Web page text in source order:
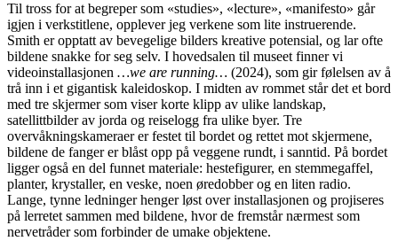
Til tross for at begreper som «studies», «lecture», «manifesto» går
igjen i verkstitlene, opplever jeg verkene som lite instruerende.
Smith er opptatt av bevegelige bilders kreative potensial, og lar ofte
bildene snakke for seg selv. I hovedsalen til museet finner vi
videoinstallasjonen …we are running… (2024), som gir følelsen av å
trå inn i et gigantisk kaleidoskop. I midten av rommet står det et bord
med tre skjermer som viser korte klipp av ulike landskap,
satellittbilder av jorda og reiselogg fra ulike byer. Tre
overvåkningskameraer er festet til bordet og rettet mot skjermene,
bildene de fanger er blåst opp på veggene rundt, i sanntid. På bordet
ligger også en del funnet materiale: hestefigurer, en stemmegaffel,
planter, krystaller, en veske, noen øredobber og en liten radio.
Lange, tynne ledninger henger løst over installasjonen og projiseres
på lerretet sammen med bildene, hvor de fremstår nærmest som
nervetråder som forbinder de umake objektene.